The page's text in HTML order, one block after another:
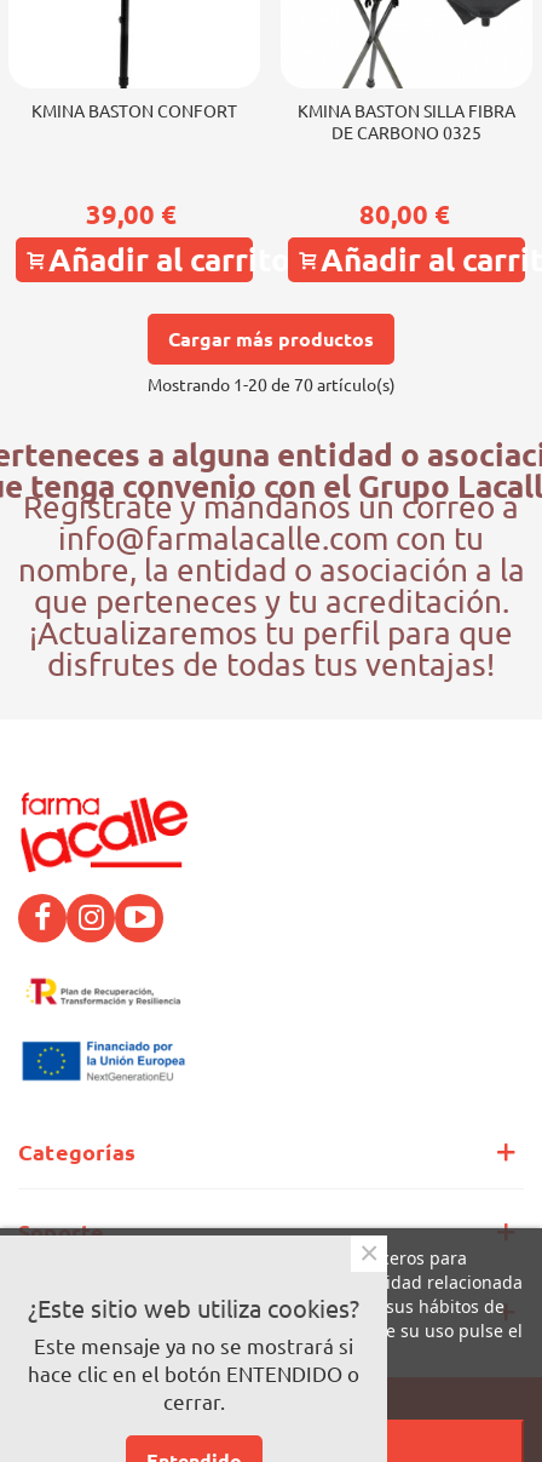
KMINA BASTON CONFORT
39,00 €
Añadir al carrito
KMINA BASTON SILLA FIBRA
DE CARBONO 0325
80,00 €
Añadir al
Cargar más productos
Mostrando 1-20 de 70 artículo(s)
a alguna entidad o
tenga convenio con el Grupo
Regístrate y mándanos un correo a
info@farmalacalle.com con tu
nombre, la entidad o asociación a la
que perteneces y tu acreditación.
¡Actualizaremos tu perfil para que
disfrutes de todas tus ventajas!
Categorías
Soporte
Información
Este sitio web utiliza cookies propias y de terceros para
mejorar nuestros servicios y mostrarle publicidad relacionada
con sus preferencias mediante el análisis de sus hábitos de
navegación. Para dar su consentimiento sobre su uso pulse el
botón Acepto.
Más información Personalizar cookies
RECHAZAR TODO
Pago 100% seguro
© Copyright LaCalle
¿Este sitio web utiliza cookies?
Este mensaje ya no se mostrará si
hace clic en el botón ENTENDIDO o
cerrar.
×